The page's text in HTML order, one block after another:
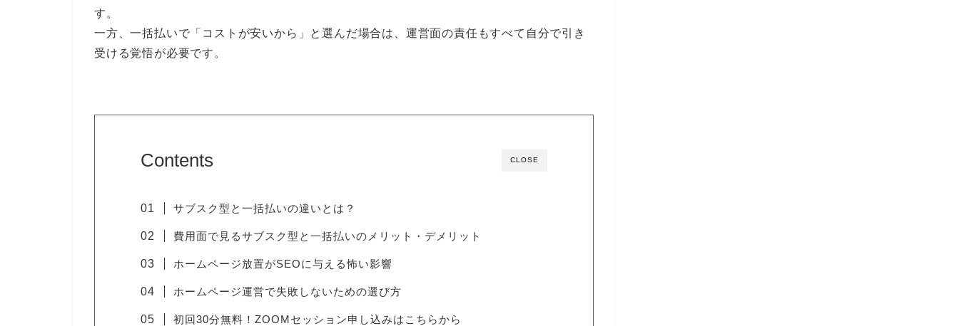
す。
一方、一括払いで「コストが安いから」と選んだ場合は、運営面の責任もすべて自分で引き
受ける覚悟が必要です。
CLOSE
Contents
サブスク型と一括払いの違いとは？
費用面で見るサブスク型と一括払いのメリット・デメリット
ホームページ放置がSEOに与える怖い影響
ホームページ運営で失敗しないための選び方
初回30分無料！ZOOMセッション申し込みはこちらから